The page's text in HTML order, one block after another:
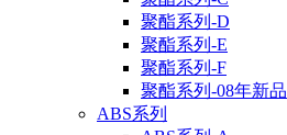
聚酯系列-D
聚酯系列-E
聚酯系列-F
聚酯系列-08年新品
ABS系列